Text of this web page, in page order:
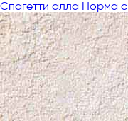
Спагетти алла Норма